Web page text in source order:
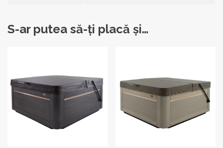
S-ar putea să-ți placă și…